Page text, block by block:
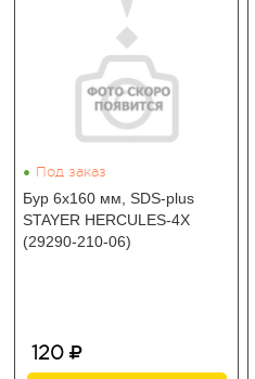
• Под заказ
Бур 6x160 мм, SDS-plus
STAYER HERCULES-4Х
(29290-210-06)
120